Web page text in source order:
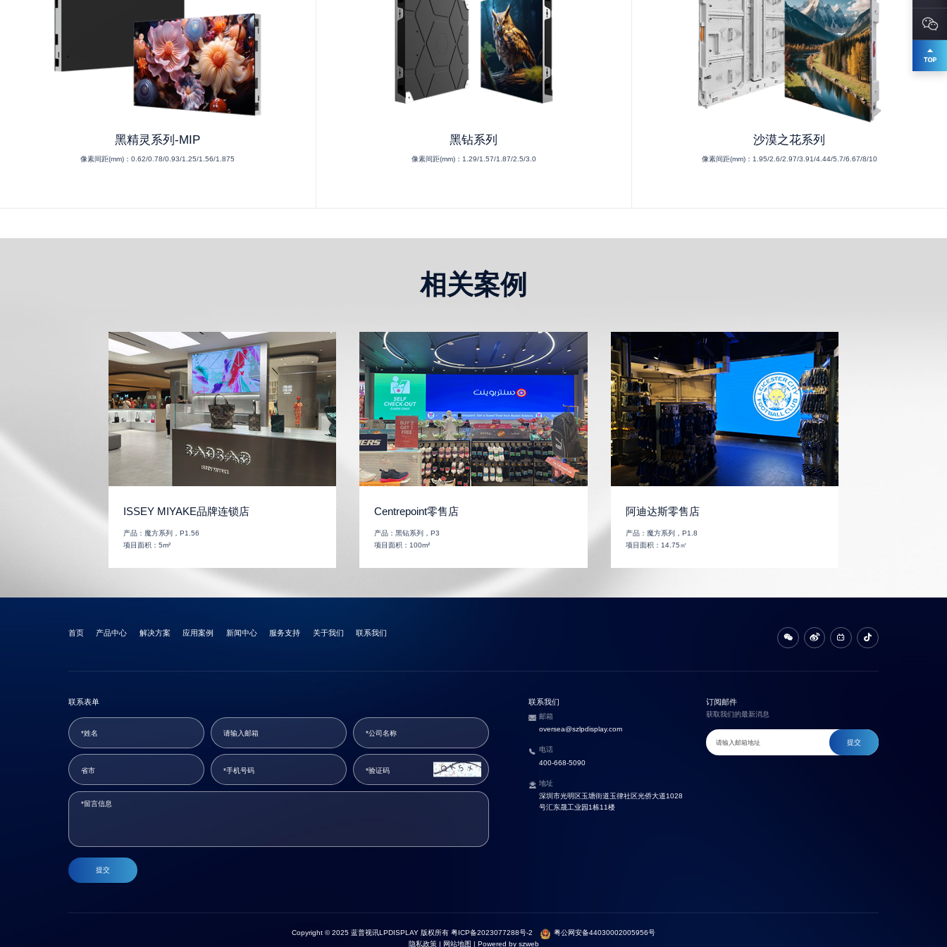
黑精灵系列-MIP
像素间距(mm)：0.62/0.78/0.93/1.25/1.56/1.875
黑钻系列
像素间距(mm)： 1.29/1.57/1.87/2.5/3.0
沙漠之花系列
像素间距(mm)： 1.95/2.6/2.97/3.91/4.44/5.7/6.67/8/10
相关案例
ISSEY MIYAKE品牌连锁店
产品： 魔方系列，P1.56
项目面积： 5m²
Centrepoint零售店
产品：黑钻系列，P3
项目面积： 100m²
阿迪达斯零售店
产品： 魔方系列，P1.8
项目面积： 14.75㎡
首页 产品中心 解决方案 应用案例 新闻中心 服务支持 关于我们 联系我们
联系表单
提交
联系我们
邮箱
oversea@szlpdisplay.com
电话
400-668-5090
地址
深圳市光明区玉塘街道玉律社区光侨大道1028
号汇东晟工业园1栋11楼
订阅邮件
获取我们的最新消息
提交
Copyright © 2025 蓝普视讯LPDISPLAY 版权所有粤ICP备2023077288号-2
粤公网安备44030002005956号
隐私政策| 网站地图 Powered by szweb